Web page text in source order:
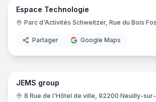
Espace Technologie
Partager Google Maps
JEMS group
8 Rue de l'Hôtel de ville, 92200 Neuilly-